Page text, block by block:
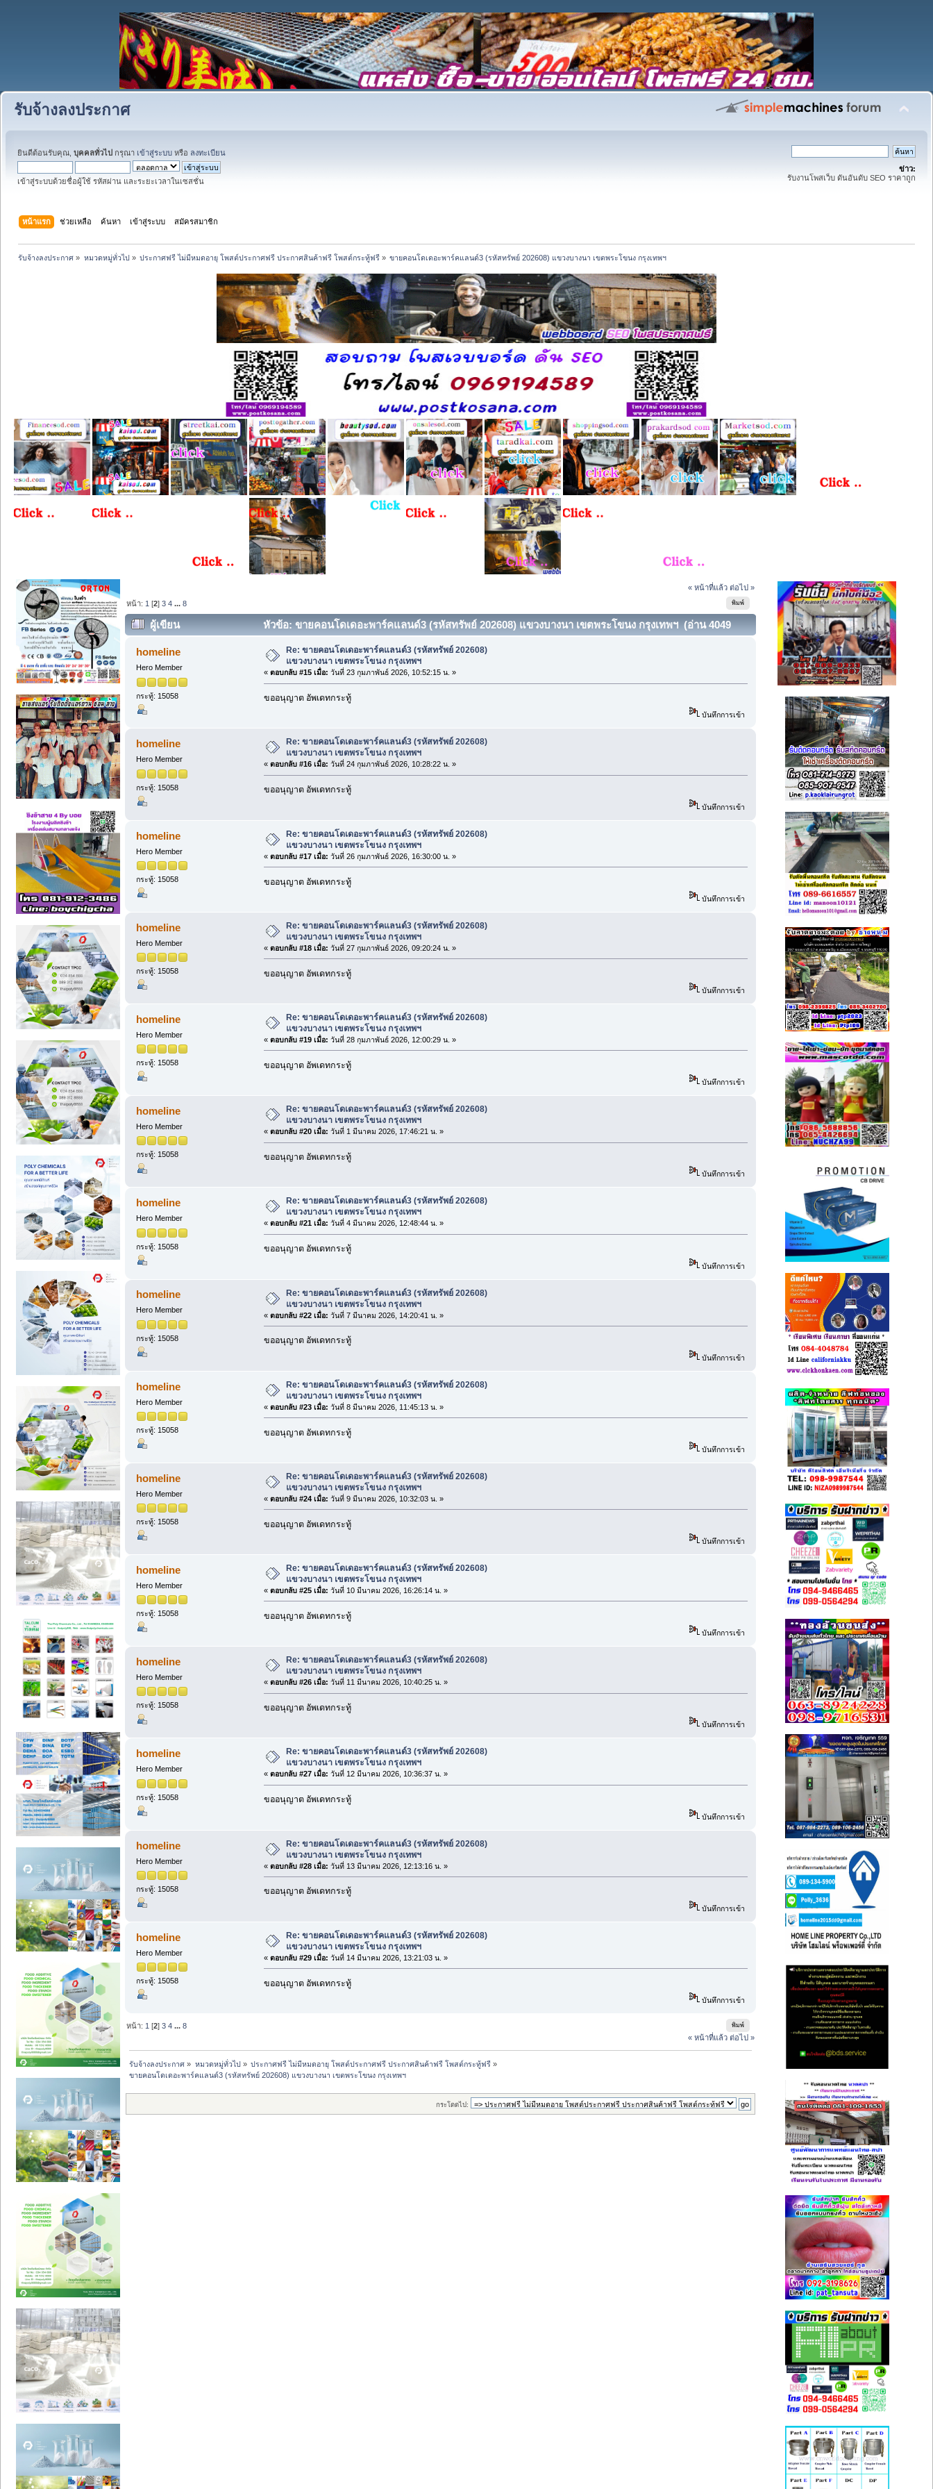
รับจ้างลงประกาศ
ยินดีต้อนรับคุณ, บุคคลทั่วไป กรุณา เข้าสู่ระบบ หรือ ลงทะเบียน
เข้าสู่ระบบด้วยชื่อผู้ใช้ รหัสผ่าน และระยะเวลาในเซสชั่น
ข่าว:
รับงานโพสเว็บ ดันอันดับ SEO ราคาถูก
หน้าแรก ช่วยเหลือ ค้นหา เข้าสู่ระบบ สมัครสมาชิก
รับจ้างลงประกาศ » หมวดหมู่ทั่วไป» ประกาศฟรี ไม่มีหมดอายุ โพสต์ประกาศฟรี ประกาศสินค้าฟรี โพสต์กระทู้ฟรี» ขายคอนโดเดอะพาร์คแลนด์3 (รหัสทรัพย์ 202608) แขวงบางนา เขตพระโขนง กรุงเทพฯ
« หน้าที่แล้ว ต่อไป »
พิมพ์
หน้า: 1 [2]3 4 ...8
ผู้เขียน
หัวข้อ: ขายคอนโดเดอะพาร์คแลนด์3 (รหัสทรัพย์ 202608) แขวงบางนา เขตพระโขนง กรุงเทพฯ (อ่าน 4049
ครั้ง)
homeline
Hero Member
กระทู้: 15058
Re: ขายคอนโดเดอะพาร์คแลนด์3 (รหัสทรัพย์ 202608)
แขวงบางนา เขตพระโขนง กรุงเทพฯ
« ตอบกลับ #15 เมื่อ: วันที่ 23 กุมภาพันธ์ 2026, 10:52:15 น. »
ขออนุญาต อัพเดทกระทู้
บันทึกการเข้า
homeline
Hero Member
กระทู้: 15058
Re: ขายคอนโดเดอะพาร์คแลนด์3 (รหัสทรัพย์ 202608)
แขวงบางนา เขตพระโขนง กรุงเทพฯ
« ตอบกลับ #16 เมื่อ: วันที่ 24 กุมภาพันธ์ 2026, 10:28:22 น. »
ขออนุญาต อัพเดทกระทู้
บันทึกการเข้า
homeline
Hero Member
กระทู้: 15058
Re: ขายคอนโดเดอะพาร์คแลนด์3 (รหัสทรัพย์ 202608)
แขวงบางนา เขตพระโขนง กรุงเทพฯ
« ตอบกลับ #17 เมื่อ: วันที่ 26 กุมภาพันธ์ 2026, 16:30:00 น. »
ขออนุญาต อัพเดทกระทู้
บันทึกการเข้า
homeline
Hero Member
กระทู้: 15058
Re: ขายคอนโดเดอะพาร์คแลนด์3 (รหัสทรัพย์ 202608)
แขวงบางนา เขตพระโขนง กรุงเทพฯ
« ตอบกลับ #18 เมื่อ: วันที่ 27 กุมภาพันธ์ 2026, 09:20:24 น. »
ขออนุญาต อัพเดทกระทู้
บันทึกการเข้า
homeline
Hero Member
กระทู้: 15058
Re: ขายคอนโดเดอะพาร์คแลนด์3 (รหัสทรัพย์ 202608)
แขวงบางนา เขตพระโขนง กรุงเทพฯ
« ตอบกลับ #19 เมื่อ: วันที่ 28 กุมภาพันธ์ 2026, 12:00:29 น. »
ขออนุญาต อัพเดทกระทู้
บันทึกการเข้า
homeline
Hero Member
กระทู้: 15058
Re: ขายคอนโดเดอะพาร์คแลนด์3 (รหัสทรัพย์ 202608)
แขวงบางนา เขตพระโขนง กรุงเทพฯ
« ตอบกลับ #20 เมื่อ: วันที่ 1 มีนาคม 2026, 17:46:21 น. »
ขออนุญาต อัพเดทกระทู้
บันทึกการเข้า
homeline
Hero Member
กระทู้: 15058
Re: ขายคอนโดเดอะพาร์คแลนด์3 (รหัสทรัพย์ 202608)
แขวงบางนา เขตพระโขนง กรุงเทพฯ
« ตอบกลับ #21 เมื่อ: วันที่ 4 มีนาคม 2026, 12:48:44 น. »
ขออนุญาต อัพเดทกระทู้
บันทึกการเข้า
homeline
Hero Member
กระทู้: 15058
Re: ขายคอนโดเดอะพาร์คแลนด์3 (รหัสทรัพย์ 202608)
แขวงบางนา เขตพระโขนง กรุงเทพฯ
« ตอบกลับ #22 เมื่อ: วันที่ 7 มีนาคม 2026, 14:20:41 น. »
ขออนุญาต อัพเดทกระทู้
บันทึกการเข้า
homeline
Hero Member
กระทู้: 15058
Re: ขายคอนโดเดอะพาร์คแลนด์3 (รหัสทรัพย์ 202608)
แขวงบางนา เขตพระโขนง กรุงเทพฯ
« ตอบกลับ #23 เมื่อ: วันที่ 8 มีนาคม 2026, 11:45:13 น. »
ขออนุญาต อัพเดทกระทู้
บันทึกการเข้า
homeline
Hero Member
กระทู้: 15058
Re: ขายคอนโดเดอะพาร์คแลนด์3 (รหัสทรัพย์ 202608)
แขวงบางนา เขตพระโขนง กรุงเทพฯ
« ตอบกลับ #24 เมื่อ: วันที่ 9 มีนาคม 2026, 10:32:03 น. »
ขออนุญาต อัพเดทกระทู้
บันทึกการเข้า
homeline
Hero Member
กระทู้: 15058
Re: ขายคอนโดเดอะพาร์คแลนด์3 (รหัสทรัพย์ 202608)
แขวงบางนา เขตพระโขนง กรุงเทพฯ
« ตอบกลับ #25 เมื่อ: วันที่ 10 มีนาคม 2026, 16:26:14 น. »
ขออนุญาต อัพเดทกระทู้
บันทึกการเข้า
homeline
Hero Member
กระทู้: 15058
Re: ขายคอนโดเดอะพาร์คแลนด์3 (รหัสทรัพย์ 202608)
แขวงบางนา เขตพระโขนง กรุงเทพฯ
« ตอบกลับ #26 เมื่อ: วันที่ 11 มีนาคม 2026, 10:40:25 น. »
ขออนุญาต อัพเดทกระทู้
บันทึกการเข้า
homeline
Hero Member
กระทู้: 15058
Re: ขายคอนโดเดอะพาร์คแลนด์3 (รหัสทรัพย์ 202608)
แขวงบางนา เขตพระโขนง กรุงเทพฯ
« ตอบกลับ #27 เมื่อ: วันที่ 12 มีนาคม 2026, 10:36:37 น. »
ขออนุญาต อัพเดทกระทู้
บันทึกการเข้า
homeline
Hero Member
กระทู้: 15058
Re: ขายคอนโดเดอะพาร์คแลนด์3 (รหัสทรัพย์ 202608)
แขวงบางนา เขตพระโขนง กรุงเทพฯ
« ตอบกลับ #28 เมื่อ: วันที่ 13 มีนาคม 2026, 12:13:16 น. »
ขออนุญาต อัพเดทกระทู้
บันทึกการเข้า
homeline
Hero Member
กระทู้: 15058
Re: ขายคอนโดเดอะพาร์คแลนด์3 (รหัสทรัพย์ 202608)
แขวงบางนา เขตพระโขนง กรุงเทพฯ
« ตอบกลับ #29 เมื่อ: วันที่ 14 มีนาคม 2026, 13:21:03 น. »
ขออนุญาต อัพเดทกระทู้
บันทึกการเข้า
พิมพ์
หน้า: 1 [2]3 4 ...8
« หน้าที่แล้ว ต่อไป »
รับจ้างลงประกาศ » หมวดหมู่ทั่วไป» ประกาศฟรี ไม่มีหมดอายุ โพสต์ประกาศฟรี ประกาศสินค้าฟรี โพสต์กระทู้ฟรี»
ขายคอนโดเดอะพาร์คแลนด์3 (รหัสทรัพย์ 202608) แขวงบางนา เขตพระโขนง กรุงเทพฯ
กระโดดไป: